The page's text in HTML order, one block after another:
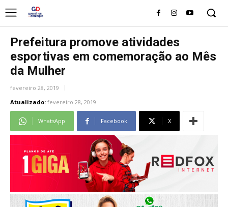
Prefeitura promove atividades
esportivas em comemoração ao Mês
da Mulher
fevereiro 28, 2019
Atualizado: fevereiro 28, 2019
WhatsApp Facebook X